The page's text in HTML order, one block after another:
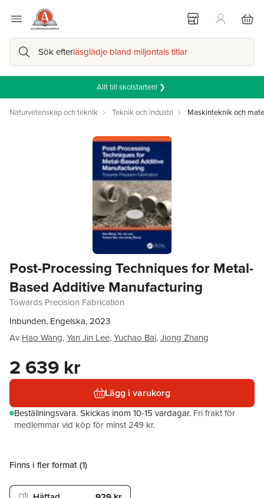
Sök efterläsglädje bland miljontals titlar
Allt till skolstarten! ❯
Naturvetenskap och teknik Teknik och industri Maskinteknik och
Post-Processing Techniques for Metal-
Based Additive Manufacturing
Towards Precision Fabrication
Inbunden, Engelska, 2023
Av Hao Wang,Yan Jin Lee,Yuchao Bai,Jiong Zhang
2 639 kr
Lägg i varukorg
Beställningsvara.Skickas inom 10-15 vardagar. Fri frakt för
medlemmar vid köp för minst 249 kr.
Finns i fler format (1)